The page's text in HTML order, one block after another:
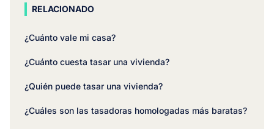
RELACIONADO
¿Cuánto vale mi casa?
¿Cuánto cuesta tasar una vivienda?
¿Quién puede tasar una vivienda?
¿Cuáles son las tasadoras homologadas más baratas?